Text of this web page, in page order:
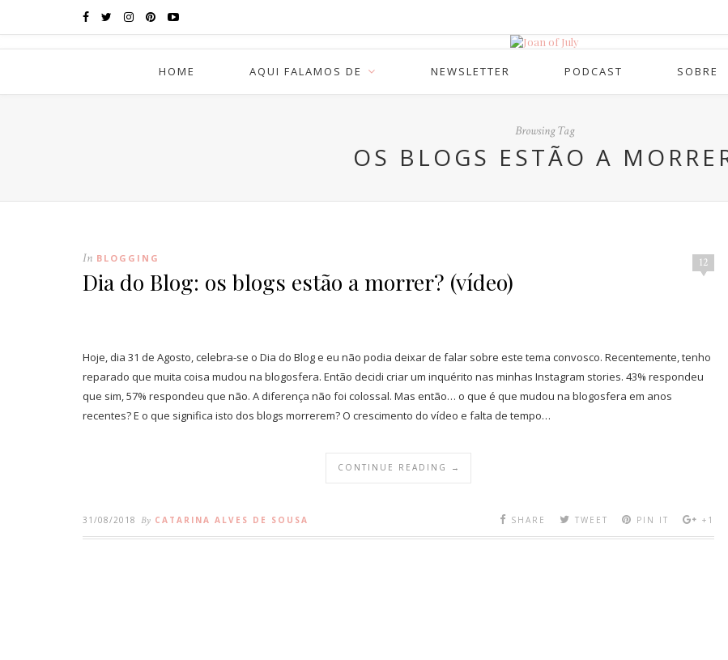
HOME AQUI FALAMOS DE NEWSLETTER PODCAST SOBRE
Browsing Tag
OS BLOGS ESTÃO A
12
In BLOGGING
Dia do Blog: os blogs estão a morrer? (vídeo)
Hoje, dia 31 de Agosto, celebra-se o Dia do Blog e eu não podia deixar de falar sobre este tema convosco. Recentemente, tenho
reparado que muita coisa mudou na blogosfera. Então decidi criar um inquérito nas minhas Instagram stories. 43% respondeu
que sim, 57% respondeu que não. A diferença não foi colossal. Mas então… o que é que mudou na blogosfera em anos
recentes? E o que significa isto dos blogs morrerem? O crescimento do vídeo e falta de tempo…
CONTINUE READING →
31/08/2018 By CATARINA ALVES DE SOUSA SHARE TWEET PIN IT +1